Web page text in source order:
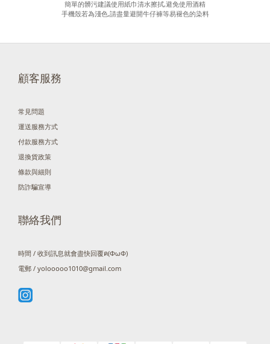
簡單的髒污建議使用紙巾清水擦拭,避免使用酒精
手機殼若為淺色,請盡量避開牛仔褲等易褪色的染料
顧客服務
常見問題
運送服務方式
付款服務方式
退換貨政策
條款與細則
防詐騙宣導
聯絡我們
時間 / 收到訊息就會盡快回覆ฅ(ΦωΦ)
電郵 / yolooooo1010@gmail.com